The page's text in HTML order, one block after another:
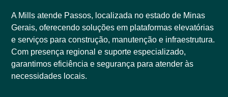
A Mills atende Passos, localizada no estado de Minas
Gerais, oferecendo soluções em plataformas elevatórias
e serviços para construção, manutenção e infraestrutura.
Com presença regional e suporte especializado,
garantimos eficiência e segurança para atender às
necessidades locais.